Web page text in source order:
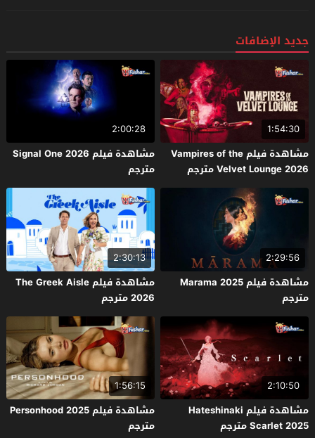
جديد الإضافات
1:54:30
مشاهدة فيلم Vampires of the
Velvet Lounge 2026 مترجم
2:00:28
مشاهدة فيلم Signal One 2026
مترجم
2:29:56
مشاهدة فيلم Marama 2025
مترجم
2:30:13
مشاهدة فيلم The Greek Aisle
2026 مترجم
2:10:50
مشاهدة فيلم Hateshinaki
Scarlet 2025 مترجم
1:56:15
مشاهدة فيلم Personhood 2025
مترجم